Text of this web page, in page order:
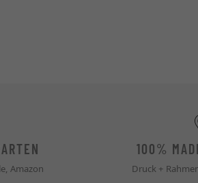
Amazon
100%
Druck +